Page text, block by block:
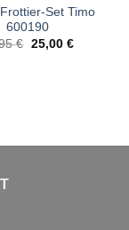
Set Timo
600190
€ Ursprünglicher
25,00 €Aktueller